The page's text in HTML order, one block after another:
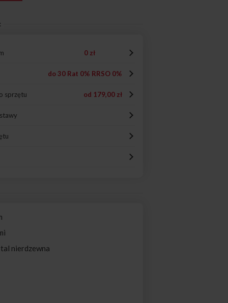
0 zł
do 30 Rat 0% RRSO 0%
sprzętu od 179,00 zł
nierdzewna